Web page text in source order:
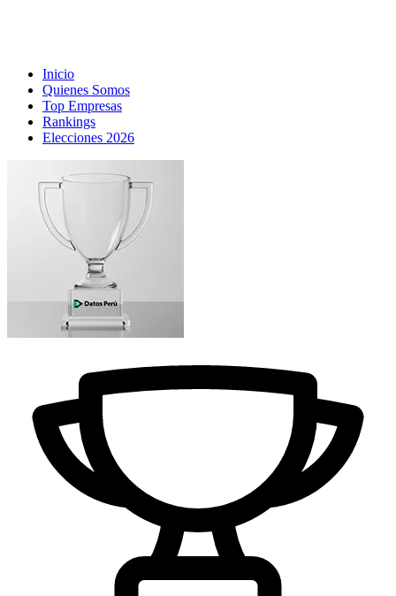
Inicio
Quienes Somos
Top Empresas
Rankings
Elecciones 2026